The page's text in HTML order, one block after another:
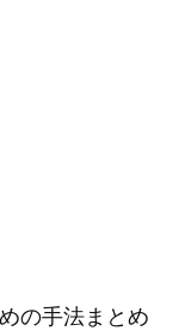
の手法まとめ